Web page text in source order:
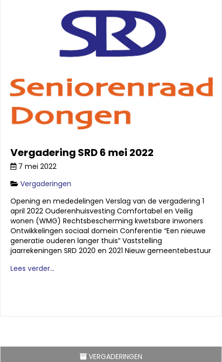
Vergadering SRD 6 mei 2022
7 mei 2022
Vergaderingen
Opening en mededelingen Verslag van de vergadering 1
april 2022 Ouderenhuisvesting Comfortabel en Veilig
wonen (WMG) Rechtsbescherming kwetsbare inwoners
Ontwikkelingen sociaal domein Conferentie “Een nieuwe
generatie ouderen langer thuis” Vaststelling
jaarrekeningen SRD 2020 en 2021 Nieuw gemeentebestuur
Lees verder...
VERGADERINGEN